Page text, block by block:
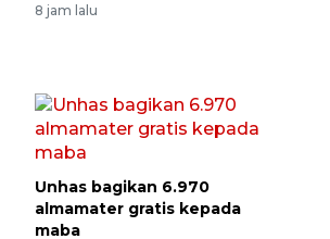
8 jam lalu
Unhas bagikan 6.970
almamater gratis kepada
maba